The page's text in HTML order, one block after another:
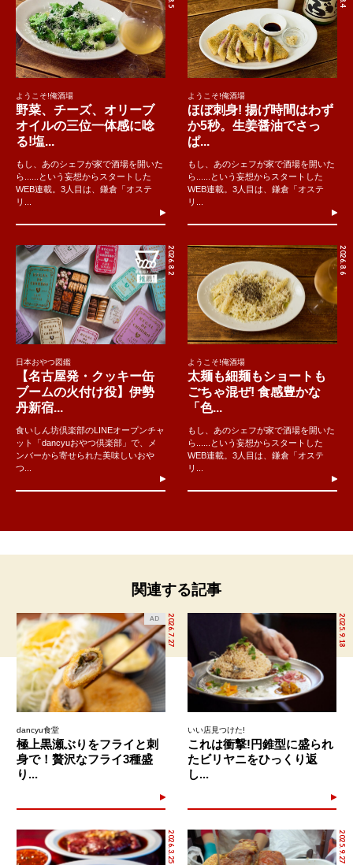
ようこそ!俺酒場
野菜、チーズ、オリーブ
オイルの三位一体感に唸
る!塩...
もし、あのシェフが家で酒場を開いた
ら......という妄想からスタートした
WEB連載。3人目は、鎌倉「オステ
リ...
ようこそ!俺酒場
ほぼ刺身! 揚げ時間はわず
か5秒。生姜醤油でさっ
ぱ...
もし、あのシェフが家で酒場を開いた
ら......という妄想からスタートした
WEB連載。3人目は、鎌倉「オステ
リ...
2026.8.2
日本おやつ図鑑
【名古屋発・クッキー缶
ブームの火付け役】伊勢
丹新宿...
食いしん坊倶楽部のLINEオープンチャ
ット「dancyuおやつ倶楽部」で、メ
ンバーから寄せられた美味しいおや
つ...
2026.8.6
ようこそ!俺酒場
太麺も細麺もショートも
ごちゃ混ぜ! 食感豊かな
「色...
もし、あのシェフが家で酒場を開いた
ら......という妄想からスタートした
WEB連載。3人目は、鎌倉「オステ
リ...
関連する記事
2026.7.27
AD
dancyu食堂
極上黒瀬ぶりをフライと刺
身で！贅沢なフライ3種盛
り...
2025.9.18
いい店見つけた!
これは衝撃!円錐型に盛られ
たビリヤニをひっくり返
し...
2026.3.25 2025.9.27